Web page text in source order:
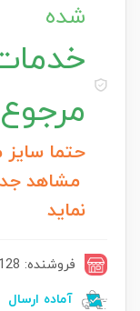
شده
مرجوع
حتما سایز
مشاهد
نماید
فروشنده: 13080128
آماده ارسال